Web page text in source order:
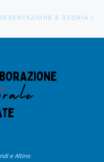
E STORIA
e Altino